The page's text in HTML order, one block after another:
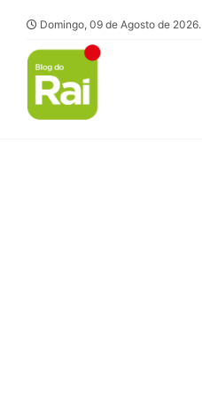
Domingo, 09 de Agosto de 2026.